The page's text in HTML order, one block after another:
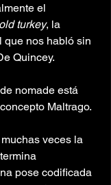
el
turkey, la
que nos habló sin
Quincey.
nomade está
Maltrago.
veces la
pose codificada